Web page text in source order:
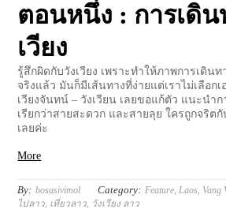
ตอนหนึ่ง : การเดิน
เวียง
รู้สึกผิดกับวังเวียง เพราะทำให้ภาพการเดิน
จริงแล้ว มันก็มีเส้นทางที่ง่ายแต่เราไม่เลือก
เวียงจันทน์ – วังเวียน เลยขอแก้ตัว แนะนำก
เรียกว่าสายสะดวก และสายลุย ใครถูกจริต
เลยค่ะ
More
By: bosasivimol Category: Feature Laos Vang
ไปลาว เที่ยวลาว วังเวียง ลาว